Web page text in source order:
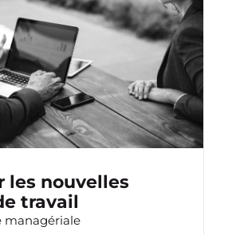
NOUVELLES FORMES DE
TRAVAIL
les nouvelles
travail
managériale